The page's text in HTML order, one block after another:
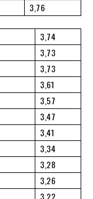
3,76
3,74
3,73
3,73
3,61
3,57
3,47
3,41
3,34
3,28
3,26
3,22